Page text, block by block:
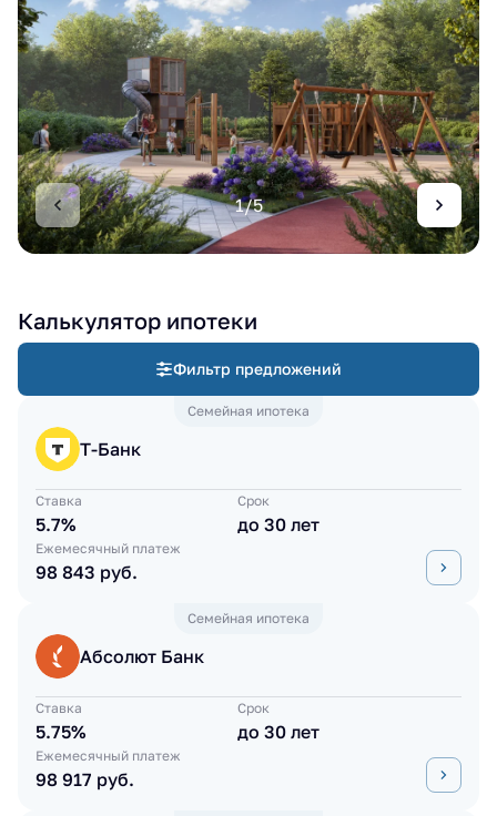
1/5
Калькулятор ипотеки
Фильтр предложений
Семейная ипотека
Т-Банк
Ставка
5.7%
Срок
до 30 лет
Ежемесячный платеж
98 843 руб.
Семейная ипотека
Абсолют Банк
Ставка
5.75%
Срок
до 30 лет
Ежемесячный платеж
98 917 руб.